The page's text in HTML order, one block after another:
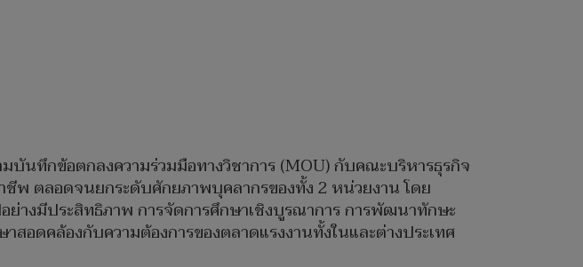
มบันทึกข้อตกลงความร่วมมือทางวิชาการ (MOU) กับคณะบริหารธุรกิจ
พ ตลอดจนยกระดับศักยภาพบุคลากรของทั้ง 2 หน่วยงาน โดย
างมีประสิทธิภาพ การจัดการศึกษาเชิงบูรณาการ การพัฒนาทักษะ
อดคล้องกับความต้องการของตลาดแรงงานทั้งในและต่างประเทศ